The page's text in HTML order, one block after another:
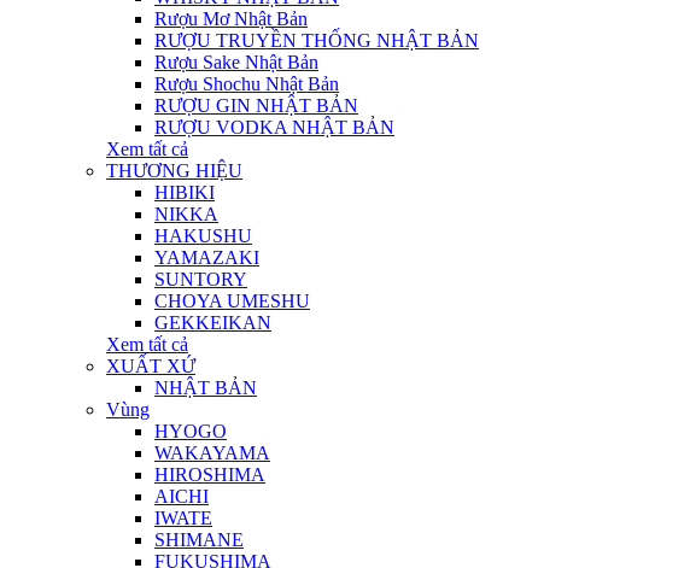
Rượu Mơ Nhật Bản
RƯỢU TRUYỀN THỐNG NHẬT BẢN
Rượu Sake Nhật Bản
Rượu Shochu Nhật Bản
RƯỢU GIN NHẬT BẢN
RƯỢU VODKA NHẬT BẢN
Xem tất cả
THƯƠNG HIỆU
HIBIKI
NIKKA
HAKUSHU
YAMAZAKI
SUNTORY
CHOYA UMESHU
GEKKEIKAN
Xem tất cả
XUẤT XỨ
NHẬT BẢN
Vùng
HYOGO
WAKAYAMA
HIROSHIMA
AICHI
IWATE
SHIMANE
FUKUSHIMA